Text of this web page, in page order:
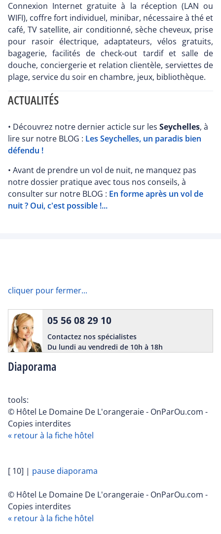
Connexion Internet gratuite à la réception (LAN ou
WIFI), coffre fort individuel, minibar, nécessaire à thé et
café, TV satellite, air conditionné, sèche cheveux, prise
pour rasoir électrique, adaptateurs, vélos gratuits,
bagagerie, facilités de check‐out tardif et salle de
douche, conciergerie et relation clientèle, serviettes de
plage, service du soir en chambre, jeux, bibliothèque.
ACTUALITÉS
• Découvrez notre dernier acticle sur les Seychelles, à
lire sur notre BLOG : Les Seychelles, un paradis bien
défendu !
• Avant de prendre un vol de nuit, ne manquez pas
notre dossier pratique avec tous nos conseils, à
consulter sur notre BLOG : En forme après un vol de
nuit ? Oui, c'est possible !...
cliquer pour fermer...
Diaporama
05 56 08 29 10
Contactez nos spécialistes
Du lundi au vendredi de 10h à 18h
tools:
© Hôtel Le Domaine De L'orangeraie - OnParOu.com -
Copies interdites
« retour à la fiche hôtel
[ 10] | pause diaporama
© Hôtel Le Domaine De L'orangeraie - OnParOu.com -
Copies interdites
« retour à la fiche hôtel